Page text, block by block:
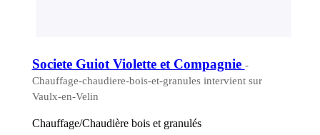
Societe Guiot Violette et Compagnie -
Chauffage-chaudiere-bois-et-granules intervient sur
Vaulx-en-Velin
Chauffage/Chaudière bois et granulés